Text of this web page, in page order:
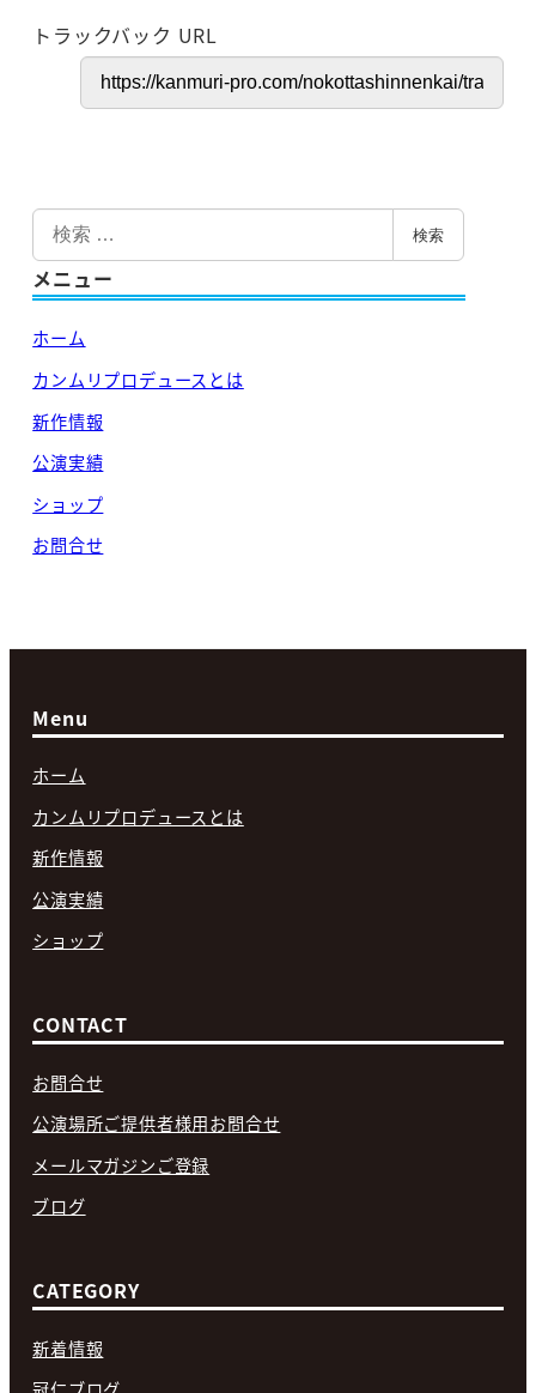
トラックバック URL
索
検索
メニュー
ホーム
カンムリプロデュースとは
新作情報
公演実績
ショップ
お問合せ
Menu
ホーム
カンムリプロデュースとは
新作情報
公演実績
ショップ
CONTACT
お問合せ
公演場所ご提供者様用お問合せ
メールマガジンご登録
ブログ
CATEGORY
新着情報